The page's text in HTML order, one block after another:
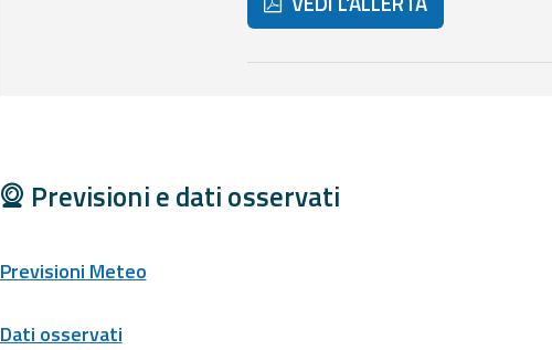
Previsioni e dati osservati
Previsioni Meteo
Dati osservati